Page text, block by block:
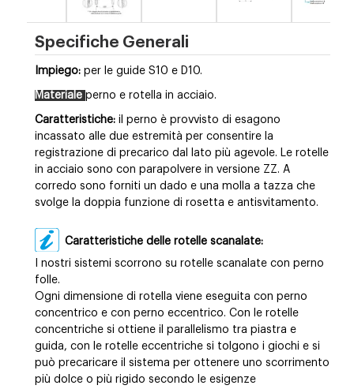
Specifiche Generali
Impiego: per le guide S10 e D10.
Materiale perno e rotella in acciaio.
Caratteristiche: il perno è provvisto di esagono
incassato alle due estremità per consentire la
registrazione di precarico dal lato più agevole. Le rotelle
in acciaio sono con parapolvere in versione ZZ. A
corredo sono forniti un dado e una molla a tazza che
svolge la doppia funzione di rosetta e antisvitamento.
Caratteristiche delle rotelle scanalate:
I nostri sistemi scorrono su rotelle scanalate con perno
folle.
Ogni dimensione di rotella viene eseguita con perno
concentrico e con perno eccentrico. Con le rotelle
concentriche si ottiene il parallelismo tra piastra e
guida, con le rotelle eccentriche si tolgono i giochi e si
può precaricare il sistema per ottenere uno scorrimento
più dolce o più rigido secondo le esigenze